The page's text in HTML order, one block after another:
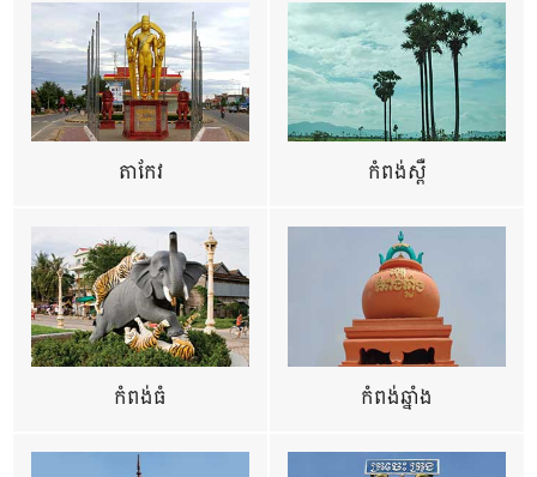
តាកែវ កំពង់ស្ពឺ
កំពង់ធំ កំពង់ឆ្នាំង